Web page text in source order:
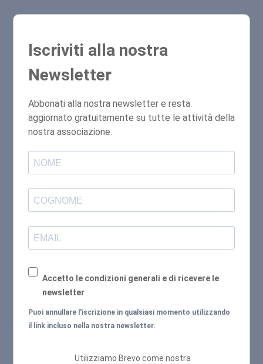
Iscriviti alla nostra
Newsletter
Abbonati alla nostra newsletter e resta
aggiornato gratuitamente su tutte le attività della
nostra associazione.
Accetto le condizioni generali e di ricevere le
newsletter
Puoi annullare l'iscrizione in qualsiasi momento utilizzando
il link incluso nella nostra newsletter.
Utilizziamo Brevo come nostra